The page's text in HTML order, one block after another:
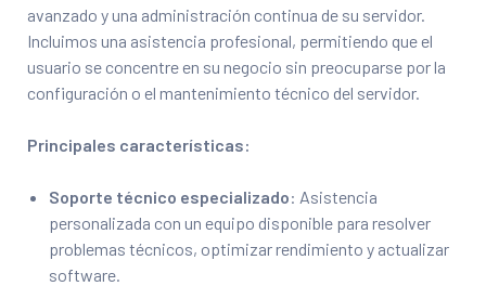
avanzado y una administración continua de su servidor.
Incluimos una asistencia profesional, permitiendo que el
usuario se concentre en su negocio sin preocuparse por la
configuración o el mantenimiento técnico del servidor.
Principales características:
Soporte técnico especializado: Asistencia
personalizada con un equipo disponible para resolver
problemas técnicos, optimizar rendimiento y actualizar
software.